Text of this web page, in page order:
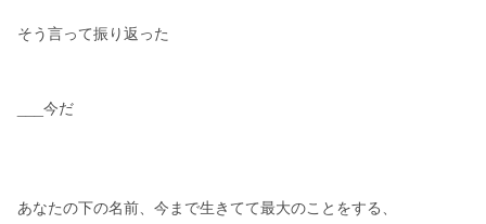
そう言って振り返った
___今だ
あなたの下の名前、今まで生きてて最大のことをする、